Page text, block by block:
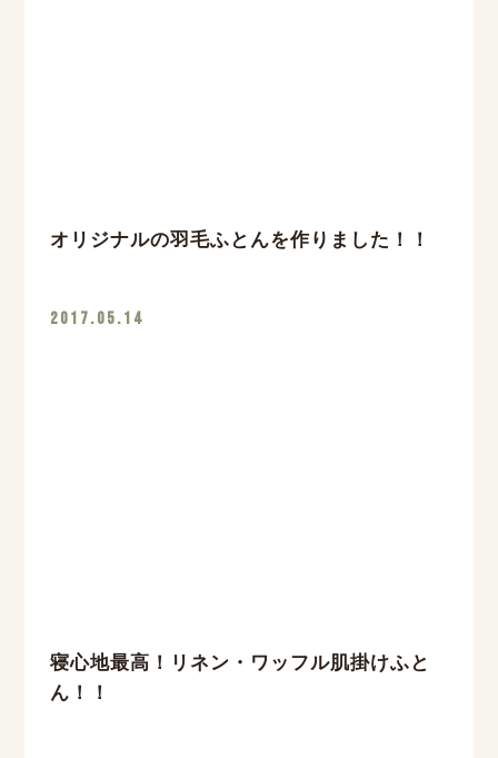
オリジナルの羽毛ふとんを作りました！！
2017.05.14
寝心地最高！リネン・ワッフル肌掛けふと
ん！！